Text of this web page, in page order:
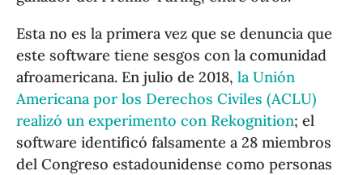
Esta no es la primera vez que se denuncia que
este software tiene sesgos con la comunidad
afroamericana. En julio de 2018,la Unión
Americana por los Derechos Civiles (ACLU)
realizó un experimento con Rekognition; el
software identificó falsamente a 28 miembros
del Congreso estadounidense como personas